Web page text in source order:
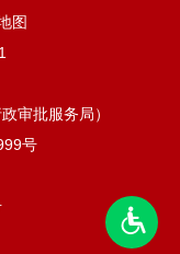
图
审批服务局）
号